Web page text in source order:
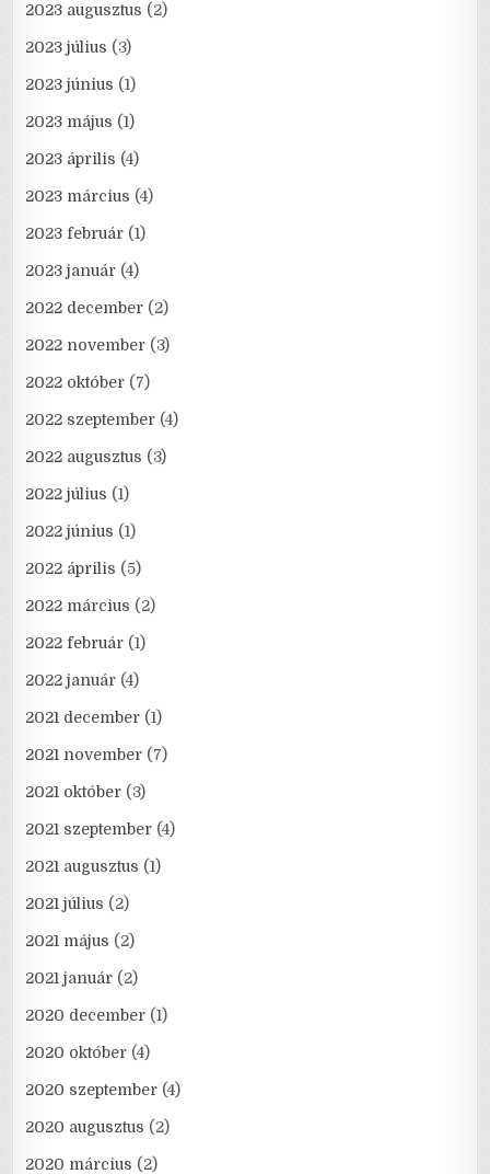
2023 augusztus (2)
2023 július (3)
2023 június (1)
2023 május (1)
2023 április (4)
2023 március (4)
2023 február (1)
2023 január (4)
2022 december (2)
2022 november (3)
2022 október (7)
2022 szeptember (4)
2022 augusztus (3)
2022 július (1)
2022 június (1)
2022 április (5)
2022 március (2)
2022 február (1)
2022 január (4)
2021 december (1)
2021 november (7)
2021 október (3)
2021 szeptember (4)
2021 augusztus (1)
2021 július (2)
2021 május (2)
2021 január (2)
2020 december (1)
2020 október (4)
2020 szeptember (4)
2020 augusztus (2)
2020 március (2)